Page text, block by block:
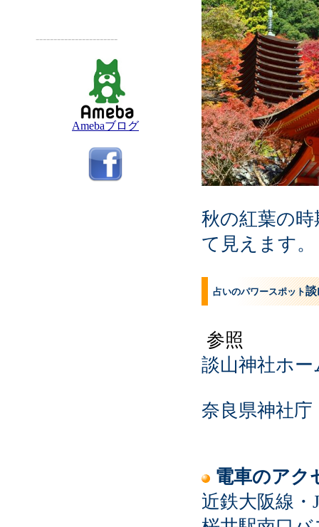
秋の紅葉の
て見えます。
占いのパワースポット談
参照
談山神社ホ
奈良県神社庁
電車のアク
近鉄大阪線・
-----------------------
Amebaブログ